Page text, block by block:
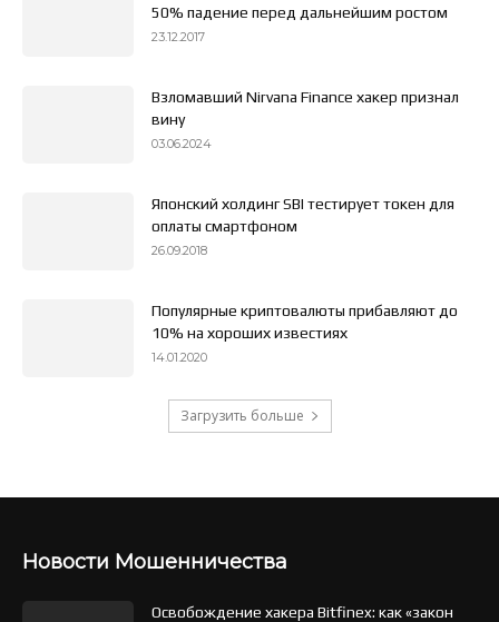
50% падение перед дальнейшим ростом
23.12.2017
Взломавший Nirvana Finance хакер признал
вину
03.06.2024
Японский холдинг SBI тестирует токен для
оплаты смартфоном
26.09.2018
Популярные криптовалюты прибавляют до
10% на хороших известиях
14.01.2020
Загрузить больше
Новости Мошенничества
Освобождение хакера Bitfinex: как «закон